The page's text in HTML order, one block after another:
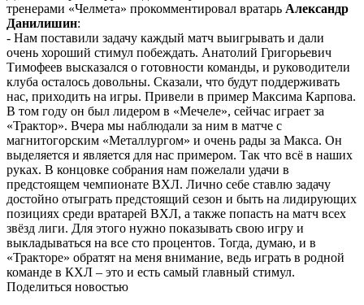
тренерами «Челмета» прокомментировал вратарь Александр
Данилишин:
- Нам поставили задачу каждый матч выигрывать и дали
очень хороший стимул побеждать. Анатолий Григорьевич
Тимофеев высказался о готовности команды, и руководители
клуба осталось довольны. Сказали, что будут поддерживать
нас, приходить на игры. Привели в пример Максима Карпова.
В том году он был лидером в «Мечеле», сейчас играет за
«Трактор». Вчера мы наблюдали за ним в матче с
магнитогорским «Металлургом» и очень рады за Макса. Он
выделяется и является для нас примером. Так что всё в наших
руках. В концовке собрания нам пожелали удачи в
предстоящем чемпионате ВХЛ. Лично себе ставлю задачу
достойно отыграть предстоящий сезон и быть на лидирующих
позициях среди вратарей ВХЛ, а также попасть на матч всех
звёзд лиги. Для этого нужно показывать свою игру и
выкладываться на все сто процентов. Тогда, думаю, и в
«Тракторе» обратят на меня внимание, ведь играть в родной
команде в КХЛ – это и есть самый главный стимул.
Поделиться новостью